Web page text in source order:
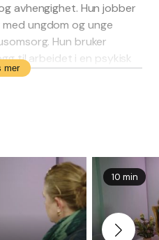
avhengighet. Hun jobber
ungdom og unge
Hun bruker
til arbeidet i en psykisk
gir hun forelesninger
og
også sin egen
mer
10 min